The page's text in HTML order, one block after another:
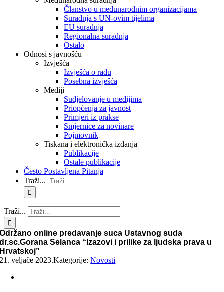
Članstvo u međunarodnim organizacijama
Suradnja s UN-ovim tijelima
EU suradnja
Regionalna suradnja
Ostalo
Odnosi s javnošću
Izvješća
Izvješća o radu
Posebna izvješća
Mediji
Sudjelovanje u medijima
Priopćenja za javnost
Primjeri iz prakse
Smjernice za novinare
Pojmovnik
Tiskana i elektronička izdanja
Publikacije
Ostale publikacije
Često Postavljena Pitanja
Traži...
Traži...
Održano online predavanje suca Ustavnog suda
dr.sc.Gorana Selanca “Izazovi i prilike za ljudska prava u
Hrvatskoj”
21. veljače 2023.Kategorije:Novosti